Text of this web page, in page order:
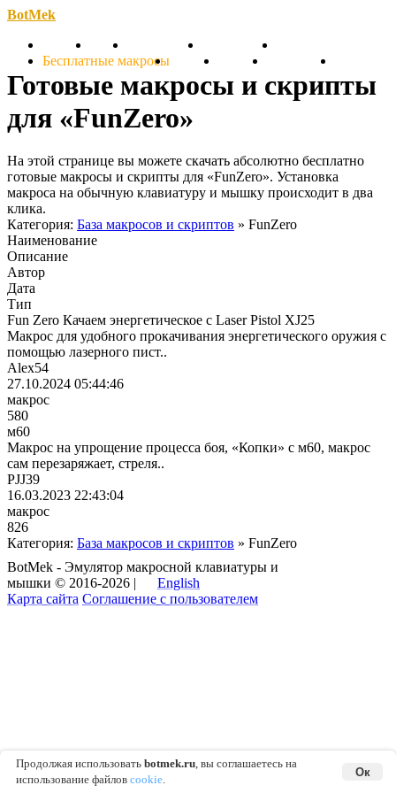
BotMek
Скачать
Обзор Обновления Инструкция
Бесплатные макросы Тарифы Отзывы Поддержка
Готовые макросы и скрипты
для «FunZero»
На этой странице вы можете скачать абсолютно бесплатно
готовые макросы и скрипты для «FunZero». Установка
макроса на обычную клавиатуру и мышку происходит в два
клика.
Категория: База макросов и скриптов » FunZero
Наименование
Описание
Автор
Дата
Тип
Fun Zero Качаем энергетическое с Laser Pistol XJ25
Макрос для удобного прокачивания энергетического оружия с
помощью лазерного пист..
Alex54
27.10.2024 05:44:46
макрос
580
м60
Макрос на упрощение процесса боя, «Копки» с м60, макрос
сам перезаряжает, стреля..
PJJ39
16.03.2023 22:43:04
макрос
826
Категория: База макросов и скриптов » FunZero
BotMek - Эмулятор макросной клавиатуры и
мышки © 2016-2026 |
English
Карта сайта Соглашение с пользователем